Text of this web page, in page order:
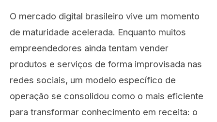
O mercado digital brasileiro vive um momento
de maturidade acelerada. Enquanto muitos
empreendedores ainda tentam vender
produtos e serviços de forma improvisada nas
redes sociais, um modelo específico de
operação se consolidou como o mais eficiente
para transformar conhecimento em receita: o